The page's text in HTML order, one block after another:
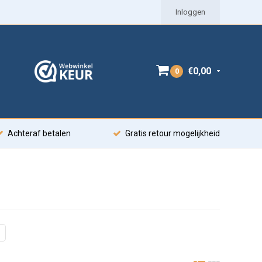
Inloggen
0 €0,00
Achteraf betalen Gratis retour mogelijkheid